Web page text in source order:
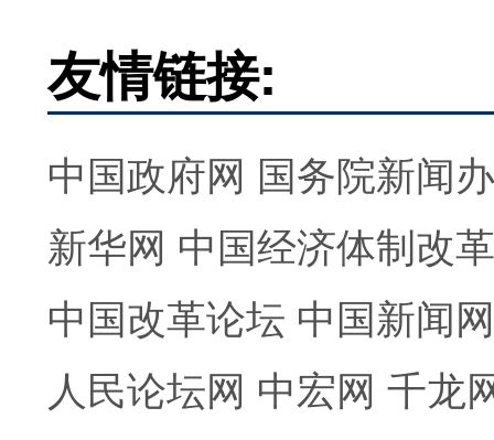
友情链接:
中国政府网 国务院新闻
新华网 中国经济体制改
中国改革论坛 中国新闻网
人民论坛网 中宏网 千龙